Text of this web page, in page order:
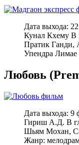
Дата выхода:
Кунал Кхему В
Пратик Ганди,
Упендра
Любовь
Дата выхода: 9
Гириш А.Д. В
Шьям Мохан,
Жанр: